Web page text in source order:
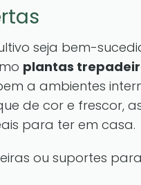
seja bem-
plantas
a ambientes
de cor e frescor,
para ter em casa.
ou suportes